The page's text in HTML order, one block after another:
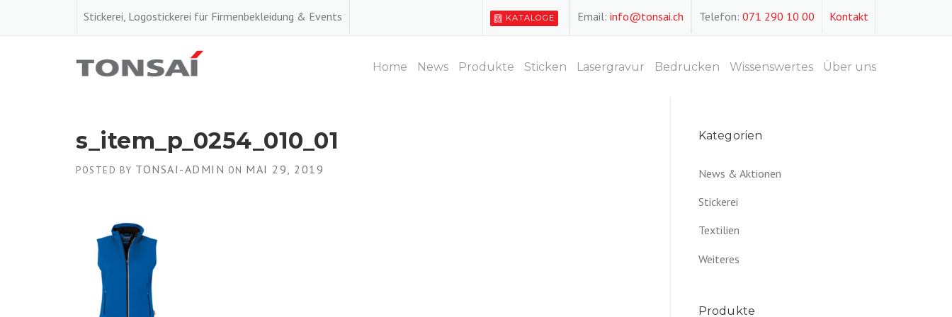
Stickerei, Logostickerei für Firmenbekleidung & Events Kontakt
Telefon: 071 290 10 00
Email: info@tonsai.ch
KATALOGE
Home News Produkte Sticken Lasergravur Bedrucken Wissenswertes Über uns
s_item_p_0254_010_01
POSTED BY TONSAI-ADMIN ON MAI 29, 2019
Kategorien
News & Aktionen
Stickerei
Textilien
Weiteres
Produkte